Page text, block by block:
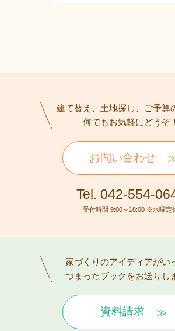
建て替え、土地探し、ご予算
何でもお気軽にどうぞ！
お問い合わせ
Tel. 042-554-
受付時間 9:00～18:00 ※水曜定
家づくりのアイディアがい
つまったブックをお送りし
資料請求